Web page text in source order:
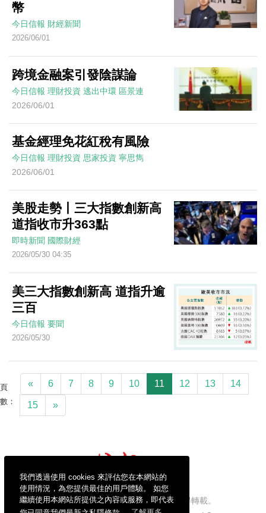
我們透過使用 cookies 來評估您在本網站的
使用情況，為您提供最佳的用戶體驗。 如您
繼續使用本網站所提供之內容或服務，即代表
幣
今日信報 財經新聞
2026/06/01
跨境金融案引發陰謀論
今日信報 理財投資 逃出中環 區景連
2026/06/01
基金經理免花紅稅有風險
今日信報 理財投資 思家投資 寧思雋
2026/06/01
美股走勢丨三大指數創新高
道指收市升363點
即時新聞 國際財經
2026/05/30 04:35
美三大指數創新高 道指升逾
三百
今日信報 要聞
2026/05/30
頁
數：
« 6 7 8 9 10 11 12 13 14
15 »
信報財經新聞有限公司版權所有，不得轉載。